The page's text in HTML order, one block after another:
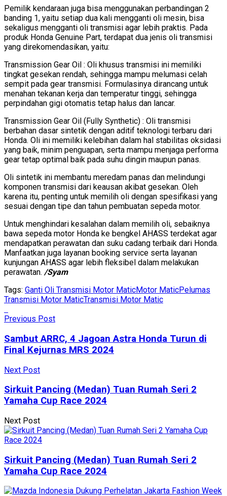
Pemilik kendaraan juga bisa menggunakan perbandingan 2
banding 1, yaitu setiap dua kali mengganti oli mesin, bisa
sekaligus mengganti oli transmisi agar lebih praktis. Pada
produk Honda Genuine Part, terdapat dua jenis oli transmisi
yang direkomendasikan, yaitu:
Transmission Gear Oil : Oli khusus transmisi ini memiliki
tingkat gesekan rendah, sehingga mampu melumasi celah
sempit pada gear transmisi. Formulasinya dirancang untuk
menahan tekanan kerja dan temperatur tinggi, sehingga
perpindahan gigi otomatis tetap halus dan lancar.
Transmission Gear Oil (Fully Synthetic) : Oli transmisi
berbahan dasar sintetik dengan aditif teknologi terbaru dari
Honda. Oli ini memiliki kelebihan dalam hal stabilitas oksidasi
yang baik, minim penguapan, serta mampu menjaga performa
gear tetap optimal baik pada suhu dingin maupun panas.
Oli sintetik ini membantu meredam panas dan melindungi
komponen transmisi dari keausan akibat gesekan. Oleh
karena itu, penting untuk memilih oli dengan spesifikasi yang
sesuai dengan tipe dan tahun pembuatan sepeda motor.
Untuk menghindari kesalahan dalam memilih oli, sebaiknya
bawa sepeda motor Honda ke bengkel AHASS terdekat agar
mendapatkan perawatan dan suku cadang terbaik dari Honda.
Manfaatkan juga layanan booking service serta layanan
kunjungan AHASS agar lebih fleksibel dalam melakukan
perawatan. /Syam
Tags: Ganti Oli Transmisi Motor MaticMotor MaticPelumas
Transmisi Motor MaticTransmisi Motor Matic
Previous Post
Sambut ARRC, 4 Jagoan Astra Honda Turun di
Final Kejurnas MRS 2024
Next Post
Sirkuit Pancing (Medan) Tuan Rumah Seri 2
Yamaha Cup Race 2024
Next Post
Sirkuit Pancing (Medan) Tuan Rumah Seri 2
Yamaha Cup Race 2024